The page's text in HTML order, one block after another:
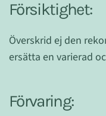
Försiktighet:
Överskrid ej den
ersätta en varierad
Förvaring: